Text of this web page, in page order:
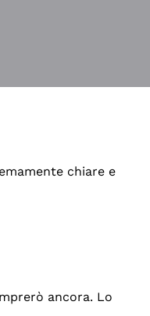
chiare e
ancora. Lo